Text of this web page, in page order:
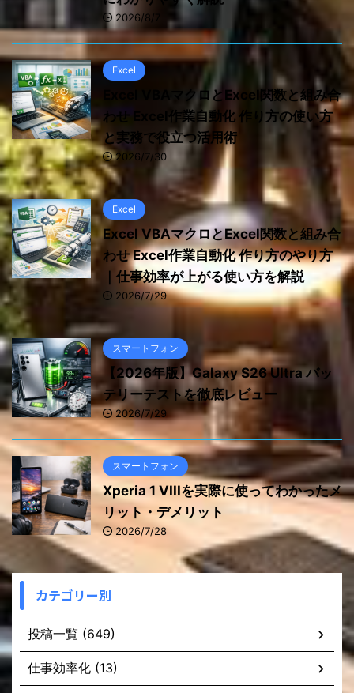
2026/8/7
Excel
Excel VBAマクロとExcel関数と組み合
わせ Excel作業自動化 作り方の使い方
と実務で役立つ活用術
2026/7/30
Excel
Excel VBAマクロとExcel関数と組み合
わせ Excel作業自動化 作り方のやり方
｜仕事効率が上がる使い方を解説
2026/7/29
スマートフォン
【2026年版】Galaxy S26 Ultra バッ
テリーテストを徹底レビュー
2026/7/29
スマートフォン
Xperia 1 VIIIを実際に使ってわかったメ
リット・デメリット
2026/7/28
カテゴリー別
投稿一覧 (649)
仕事効率化 (13)